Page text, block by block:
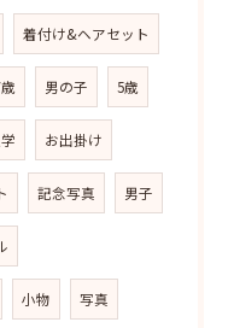
着付け&ヘアセット
男の子 5歳
お出掛け
記念写真 男子
小物 写真